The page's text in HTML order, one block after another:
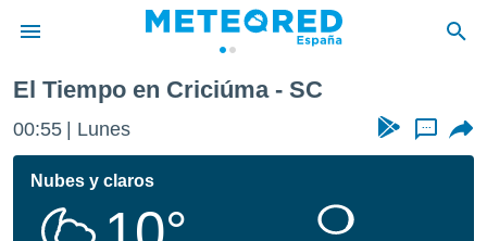
de
por
se
El Tiempo en Criciúma - SC
00:55 Lunes ...
Nubes y claros